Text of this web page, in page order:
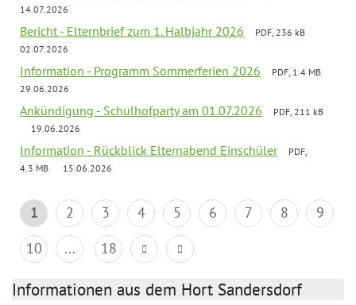
14.07.2026
Bericht - Elternbrief zum 1. Halbjahr 2026
PDF, 236 kB
02.07.2026
Information - Programm Sommerferien 2026
PDF, 1.4 MB
29.06.2026
Ankündigung - Schulhofparty am 01.07.2026
PDF, 211 kB
19.06.2026
Information - Rückblick Elternabend Einschüler
PDF,
4.3 MB
15.06.2026
1 2 3 4 5 6 7 8
9
10
... 18
Informationen aus dem Hort Sandersdorf